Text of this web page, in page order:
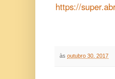
https://
às outubro 30, 2017